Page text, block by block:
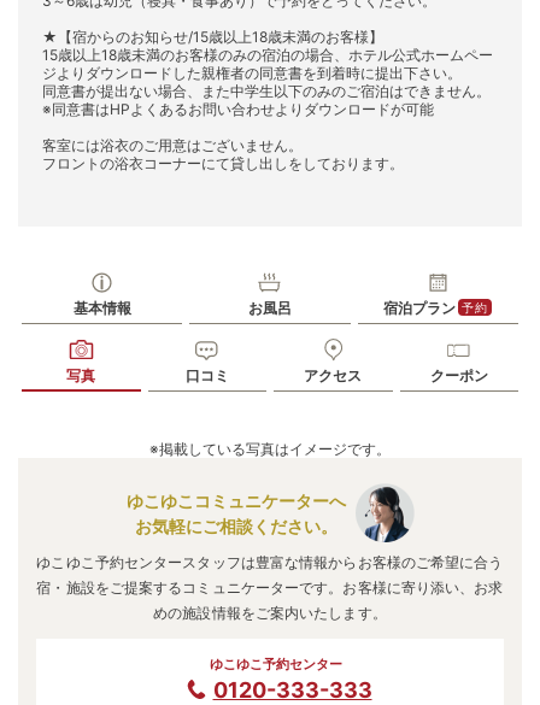
★【宿からのお知らせ/15歳以上18歳未満のお客様】
15歳以上18歳未満のお客様のみの宿泊の場合、ホテル公式ホームペー
ジよりダウンロードした親権者の同意書を到着時に提出下さい。
同意書が提出ない場合、また中学生以下のみのご宿泊はできません。
※同意書はHPよくあるお問い合わせよりダウンロードが可能
客室には浴衣のご用意はございません。
フロントの浴衣コーナーにて貸し出しをしております。
基本情報 お風呂 宿泊プラン 予約
写真 口コミ アクセス クーポン
※掲載している写真はイメージです。
ゆこゆこコミュニケーターへ
お気軽にご相談ください。
ゆこゆこ予約センタースタッフは豊富な情報からお客様のご希望に合う
宿・施設をご提案するコミュニケーターです。お客様に寄り添い、お求
めの施設情報をご案内いたします。
ゆこゆこ予約センター
0120-333-333